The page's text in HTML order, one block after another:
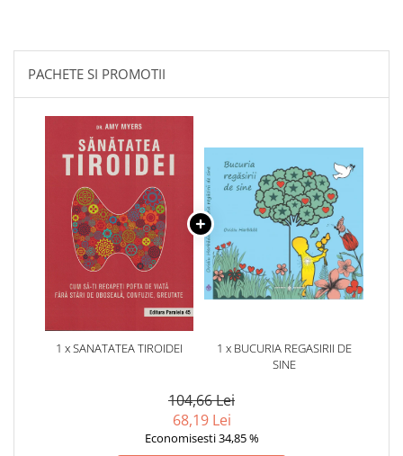
PACHETE SI PROMOTII
1 x SANATATEA TIROIDEI
1 x BUCURIA REGASIRII DE
SINE
104,66 Lei
68,19 Lei
Economisesti 34,85 %